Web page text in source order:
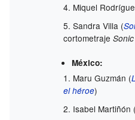
Miquel
Sandra Villa (
cortometraje
México:
Maru Guzmán (
el héroe)
Isabel Martiñón